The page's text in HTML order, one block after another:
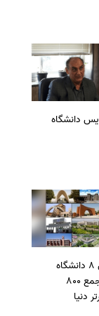
دانشگاه
قرار گرفتن 8 دانشگاه
ایرانی در جمع 800
دنیا